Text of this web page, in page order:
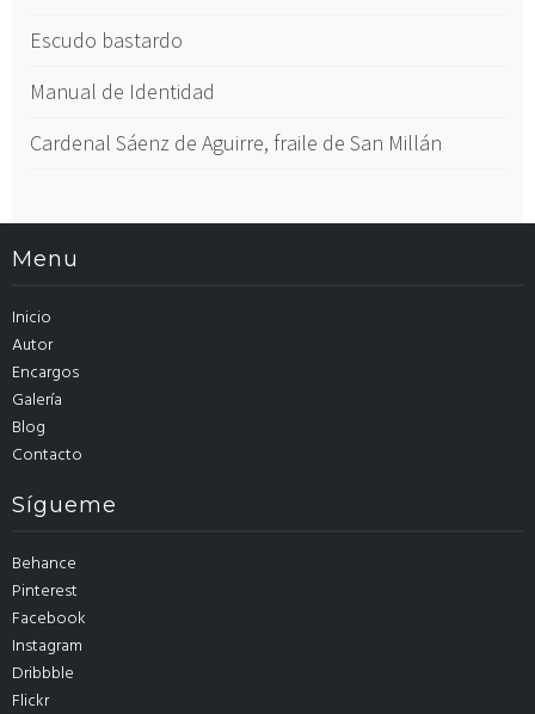
Escudo bastardo
Manual de Identidad
Cardenal Sáenz de Aguirre, fraile de San Millán
Menu
Inicio
Autor
Encargos
Galería
Blog
Contacto
Sígueme
Behance
Pinterest
Facebook
Instagram
Dribbble
Flickr